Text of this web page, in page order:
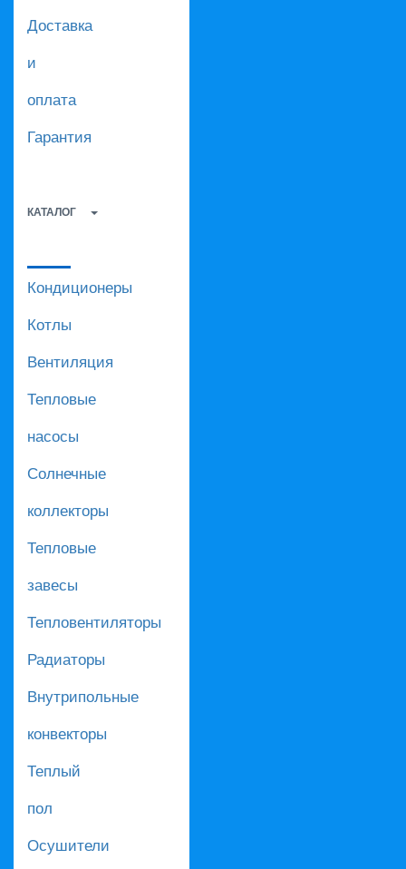
Доставка
и
оплата
Гарантия
КАТАЛОГ
Кондиционеры
Котлы
Вентиляция
Тепловые
насосы
Солнечные
коллекторы
Тепловые
завесы
Тепловентиляторы
Радиаторы
Внутрипольные
конвекторы
Теплый
пол
Осушители